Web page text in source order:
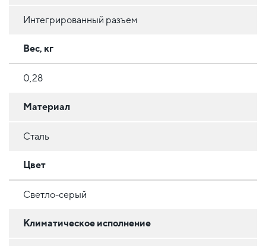
Интегрированный разъем
Вес, кг
0,28
Материал
Сталь
Цвет
Светло-серый
Климатическое исполнение